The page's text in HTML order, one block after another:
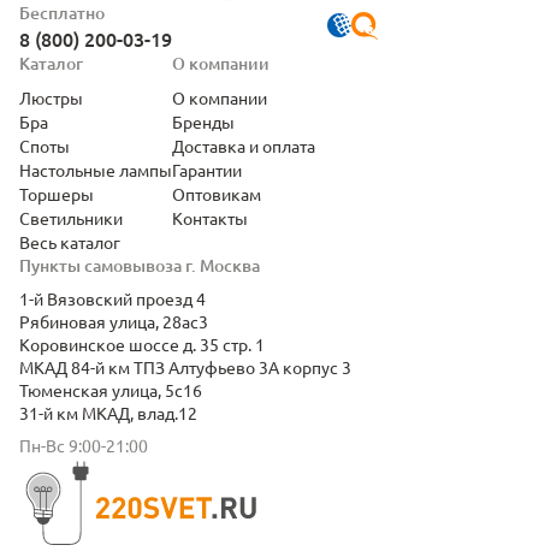
Бесплатно
8 (800) 200-03-19
Пункты самовывоза г. Москва
1-й Вязовский проезд 4
Рябиновая улица, 28ас3
Коровинское шоссе д. 35 стр. 1
МКАД 84-й км ТПЗ Алтуфьево 3А корпус 3
Тюменская улица, 5с16
31-й км МКАД, влад.12
Пн-Вс 9:00-21:00
Каталог
Люстры
Бра
Споты
Настольные лампы
Торшеры
Светильники
Весь каталог
О компании
О компании
Бренды
Доставка и оплата
Гарантии
Оптовикам
Контакты